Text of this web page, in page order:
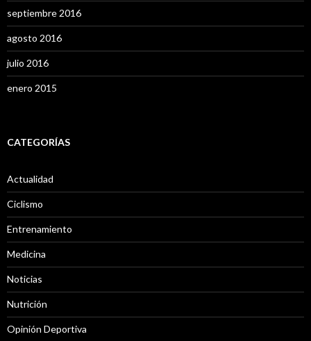
septiembre 2016
agosto 2016
julio 2016
enero 2015
CATEGORÍAS
Actualidad
Ciclismo
Entrenamiento
Medicina
Noticias
Nutrición
Opinión Deportiva